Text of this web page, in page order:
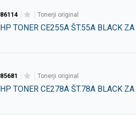
86114 tonerji original
HP TONER CE255A ŠT.55A BLACK
85681 tonerji original
HP TONER CE278A ŠT.78A BLACK